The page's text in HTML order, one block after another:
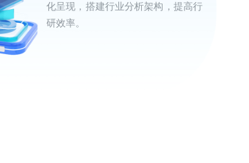
化呈现，搭建行业分析架构，提高行
研效率。